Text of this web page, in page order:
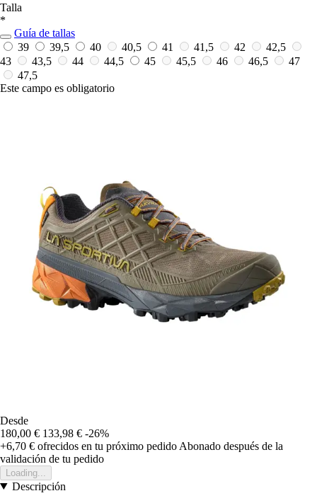
Talla
*
Guía de tallas
39
39,5 40 40,5 41 41,5 42
42,5
43
43,5 44 44,5 45 45,5 46 46,5
47
47,5
Este campo es obligatorio
Desde
180,00 € 133,98 € -26%
+6,70 € ofrecidos en tu próximo pedido Abonado después de la
validación de tu pedido
Loading...
Descripción